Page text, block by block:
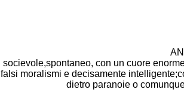
socievole,spontaneo, con un cuore
falsi moralismi e decisamente
dietro paranoie o